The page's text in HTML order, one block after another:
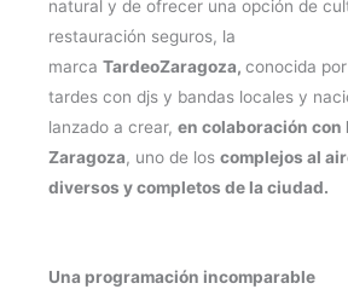
natural y de ofrecer una opción de
restauración seguros, la
marca TardeoZaragoza, conocida
tardes con djs y bandas locales y
lanzado a crear, en colaboración con
Zaragoza, uno de los complejos al
diversos y completos de la ciudad.
Una programación incomparable